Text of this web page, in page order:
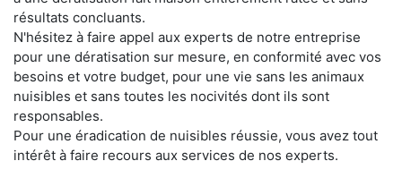
résultats concluants.
N'hésitez à faire appel aux experts de notre entreprise
pour une dératisation sur mesure, en conformité avec vos
besoins et votre budget, pour une vie sans les animaux
nuisibles et sans toutes les nocivités dont ils sont
responsables.
Pour une éradication de nuisibles réussie, vous avez tout
intérêt à faire recours aux services de nos experts.